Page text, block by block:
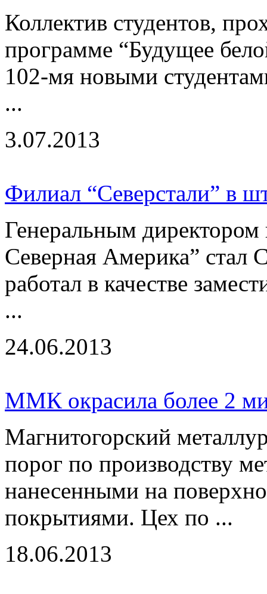
Коллектив студентов,
программе “Будущее
102-мя новыми
...
3.07.2013
Филиал “Северстали” в
Генеральным директором
Северная Америка” стал
работал в качестве
...
24.06.2013
ММК окрасила более 2
Магнитогорский
порог по производству
нанесенными на
покрытиями. Цех по ...
18.06.2013